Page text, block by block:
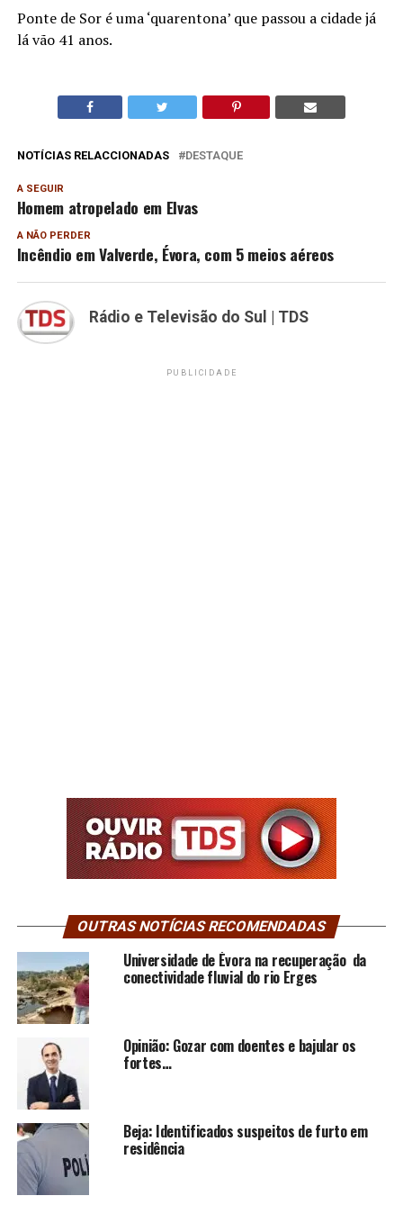
Ponte de Sor é uma ‘quarentona’ que passou a cidade já
lá vão 41 anos.
NOTÍCIAS RELACCIONADAS DESTAQUE
A SEGUIR
Homem atropelado em Elvas
A NÃO PERDER
Incêndio em Valverde, Évora, com 5 meios aéreos
Rádio e Televisão do Sul | TDS
PUBLICIDADE
OUTRAS NOTÍCIAS RECOMENDADAS
Universidade de Évora na recuperação da
conectividade fluvial do rio Erges
Opinião: Gozar com doentes e bajular os
fortes…
Beja: Identificados suspeitos de furto em
residência